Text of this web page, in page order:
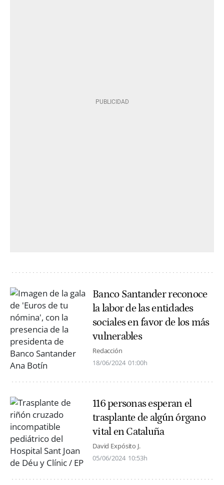
Banco Santander reconoce
la labor de las entidades
sociales en favor de los más
vulnerables
Redacción
18/06/2024 01:00h
116 personas esperan el
trasplante de algún órgano
vital en Cataluña
David Expósito J.
05/06/2024 10:53h